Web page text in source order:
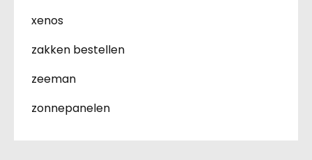
xenos
zakken bestellen
zeeman
zonnepanelen